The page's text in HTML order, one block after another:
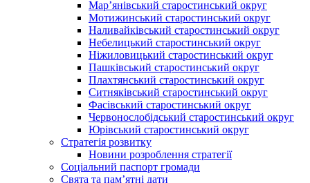
Мар’янівський старостинський округ
Мотижинський старостинський округ
Наливайківський старостинський округ
Небелицький старостинський округ
Ніжиловицький старостинський округ
Пашківський старостинський округ
Плахтянський старостинський округ
Ситняківський старостинський округ
Фасівський старостинський округ
Червонослобідський старостинський округ
Юрівський старостинський округ
Стратегія розвитку
Новини розроблення стратегії
Соціальний паспорт громади
Свята та пам’ятні дати